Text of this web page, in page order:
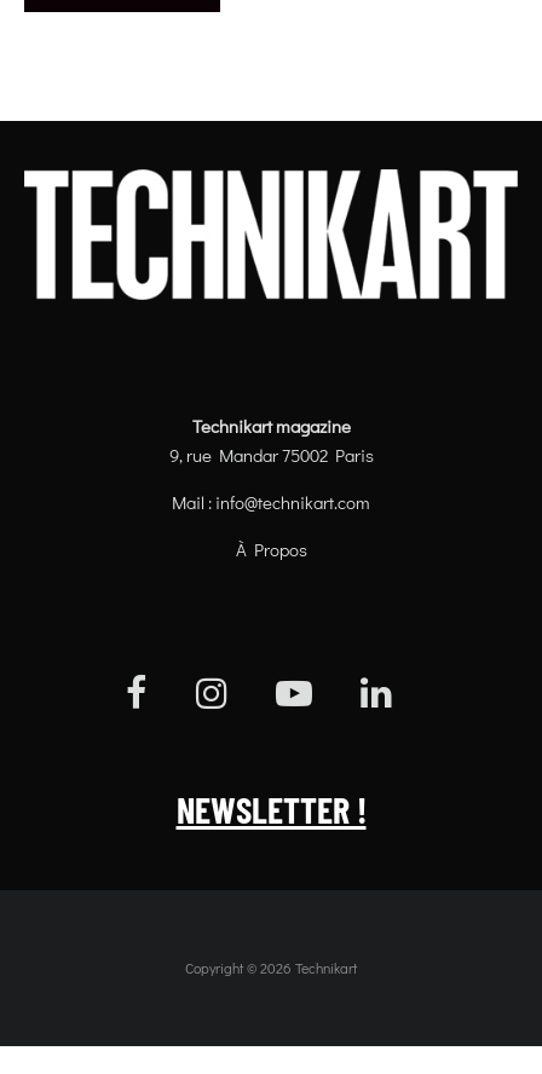
Technikart magazine
9, rue Mandar 75002 Paris
Mail : info@technikart.com
À Propos
NEWSLETTER !
Copyright © 2026 Technikart